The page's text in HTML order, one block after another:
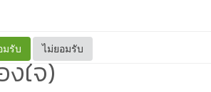
มรับ ไม่ยอมรับ
ใจ)